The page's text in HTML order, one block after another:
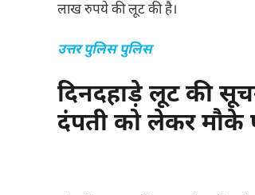
लाख रुपये की लूट की है।
उत्तर पुलिस पुलिस
दिनदहाड़े लूट की
दंपती को लेकर मौके